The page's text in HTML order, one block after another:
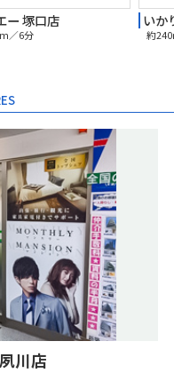
ー 塚口店
／6分
いか
約
川店